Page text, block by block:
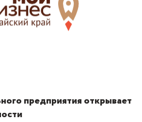
предприятия открывает